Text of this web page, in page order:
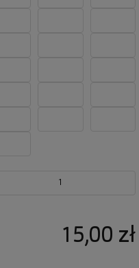
1
15,00 zł